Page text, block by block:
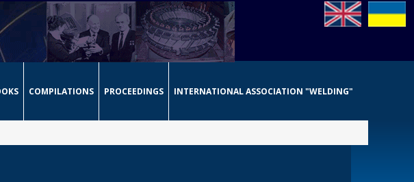
COMPILATIONS PROCEEDINGS INTERNATIONAL ASSOCIATION "WELDING"